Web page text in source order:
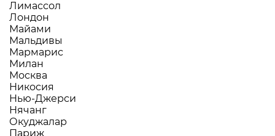
Лимассол
Лондон
Майами
Мальдивы
Мармарис
Милан
Москва
Никосия
Нью-Джерси
Нячанг
Окуджалар
Париж